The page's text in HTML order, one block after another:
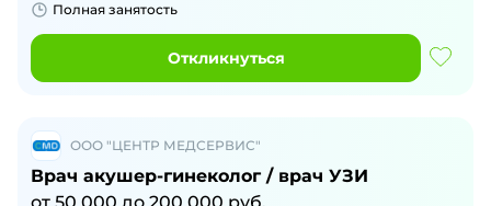
Полная занятость
Откликнуться
ООО "ЦЕНТР МЕДСЕРВИС"
Врач акушер-гинеколог / врач УЗИ